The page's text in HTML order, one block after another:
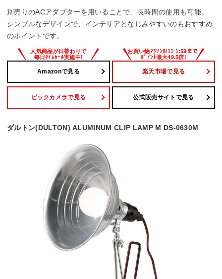
–
消費電力
3 W
別売りのACアダプターを用いることで、長時間の使用も可能。
シンプルなデザインで、インテリアとなじみやすいのもおすすめ
のポイントです。
Amazonで見る 楽天市場で見る
ビックカメラで見る 公式販売サイトで見る
ダルトン(DULTON) ALUMINUM CLIP LAMP M DS-0630M